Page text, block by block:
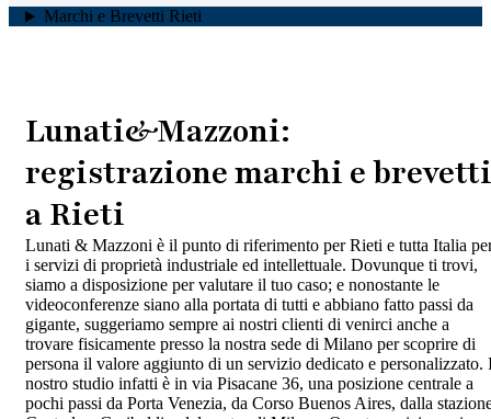
Marchi e Brevetti Rieti
Lunati&Mazzoni:
registrazione marchi e brevetti
a Rieti
Lunati & Mazzoni è il punto di riferimento per Rieti e tutta Italia
i servizi di proprietà industriale ed intellettuale. Dovunque ti trovi,
siamo a disposizione per valutare il tuo caso; e nonostante le
videoconferenze siano alla portata di tutti e abbiano fatto passi da
gigante, suggeriamo sempre ai nostri clienti di venirci anche a
trovare fisicamente presso la nostra sede di Milano per scoprire di
persona il valore aggiunto di un servizio dedicato e personalizzato.
nostro studio infatti è in via Pisacane 36, una posizione centrale a
pochi passi da Porta Venezia, da Corso Buenos Aires, dalla